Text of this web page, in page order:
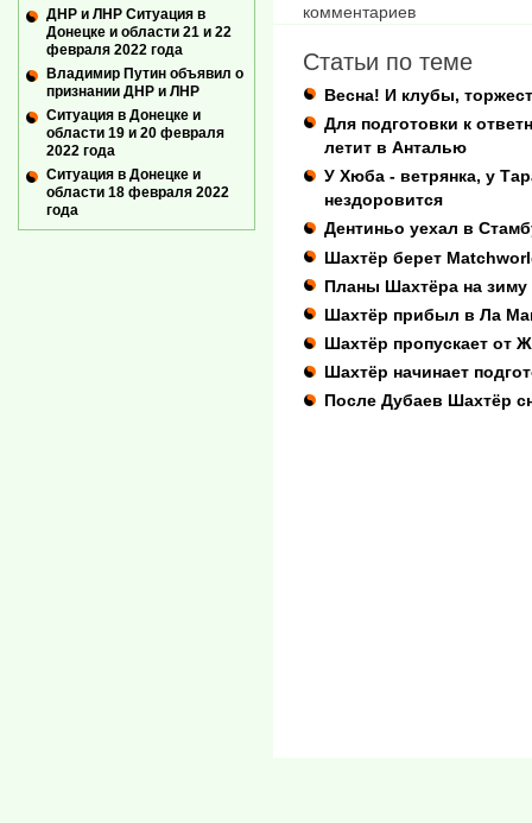
комментариев
Статьи по теме
Весна! И клубы,
Для подготовки к
летит в Анталью
У Хюба - ветрянка, у
нездоровится
Дентиньо уехал в
Шахтёр берет
Планы Шахтёра на зиму
Шахтёр прибыл в Ла
Шахтёр пропускает от
Шахтёр начинает
После Дубаев Шахтёр
ДНР и ЛНР Ситуация в
Донецке и области 21 и 22
февраля 2022 года
Владимир Путин объявил о
признании ДНР и ЛНР
Ситуация в Донецке и
области 19 и 20 февраля
2022 года
Ситуация в Донецке и
области 18 февраля 2022
года